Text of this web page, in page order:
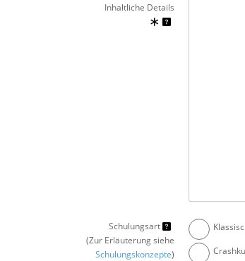
Inhaltliche Details
Schulungsart
(Zur Erläuterung siehe
Schulungskonzepte)